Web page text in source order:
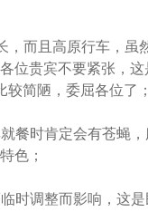
而且高原行车，虽
位贵宾不要紧张，
简陋，委屈各位了；
时肯定会有苍蝇
色；
调整而影响，这